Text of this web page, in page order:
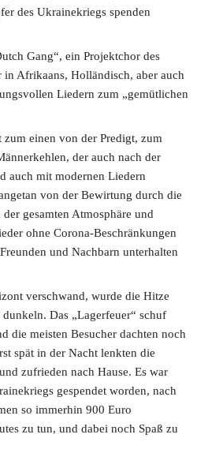
des Ukrainekriegs spenden
Gang“, ein Projektchor des
Afrikaans, Holländisch, aber auch
Liedern zum „gemütlichen
zum einen von der Predigt, zum
der auch nach der
auch mit modernen Liedern
von der Bewirtung durch die
gesamten Atmosphäre und
ohne Corona-Beschränkungen
und Nachbarn unterhalten
verschwand, wurde die Hitze
Das „Lagerfeuer“ schuf
die meisten Besucher dachten noch
spät in der Nacht lenkten die
zufrieden nach Hause. Es war
gespendet worden, nach
so immerhin 900 Euro
zu tun, und dabei noch Spaß zu